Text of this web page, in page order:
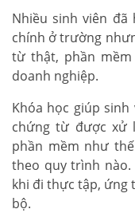
Nhiều sinh viên đã
chính ở trường
từ thật, phần
doanh nghiệp.
Khóa học giúp
chứng từ được xử
phần mềm như
theo quy trình
khi đi thực tập, ứng
bộ.